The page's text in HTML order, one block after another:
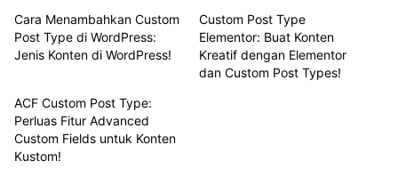
Cara Menambahkan Custom
Post Type di WordPress:
Jenis Konten di WordPress!
Custom Post Type
Elementor: Buat Konten
Kreatif dengan Elementor
dan Custom Post Types!
ACF Custom Post Type:
Perluas Fitur Advanced
Custom Fields untuk Konten
Kustom!